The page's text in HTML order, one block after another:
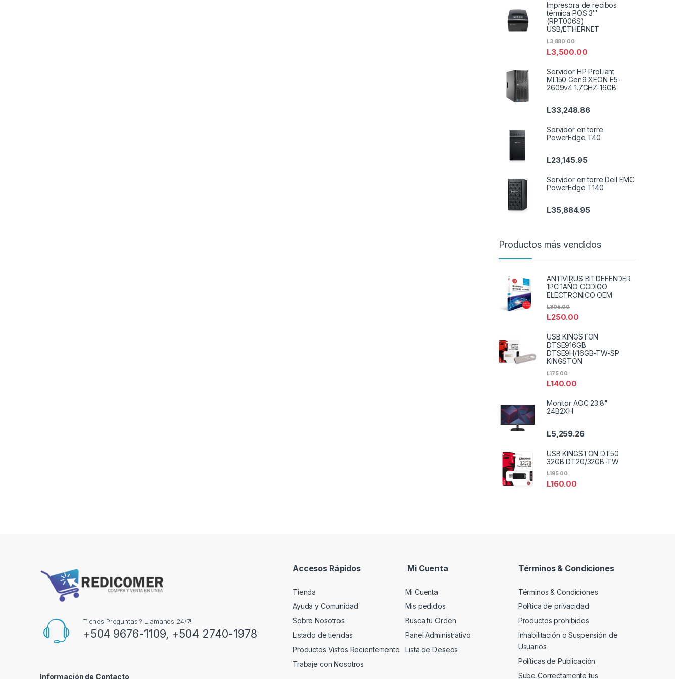
Impresora de recibos
térmica POS 3′′′
(RPT006S)
USB/ETHERNET
L3,500.00
L3,880.00
Servidor HP ProLiant
ML150 Gen9 XEON E5-
2609v4 1.7GHZ-16GB
L33,248.86
Servidor en torre
PowerEdge T40
L23,145.95
Servidor en torre Dell EMC
PowerEdge T140
L35,884.95
Productos más vendidos
ANTIVIRUS BITDEFENDER
1PC 1AÑO CODIGO
ELECTRONICO OEM
L250.00
L305.00
USB KINGSTON
DTSE916GB
DTSE9H/16GB-TW-SP
KINGSTON
L140.00
L175.00
Monitor AOC 23.8"
24B2XH
L5,259.26
USB KINGSTON DT50
32GB DT20/32GB-TW
L160.00
L195.00
Tienes Preguntas ? Llamanos 24/7!
+504 9676-1109, +504 2740-1978
Información de Contacto
Accesos Rápidos
Tienda
Ayuda y Comunidad
Sobre Nosotros
Listado de tiendas
Productos Vistos Recientemente
Trabaje con Nosotros
Mi Cuenta
Mi Cuenta
Mis pedidos
Busca tu Orden
Panel Administrativo
Lista de Deseos
Términos & Condiciones
Términos & Condiciones
Política de privacidad
Productos prohibidos
Inhabilitación o Suspensión de
Usuarios
Políticas de Publicación
Sube Correctamente tus